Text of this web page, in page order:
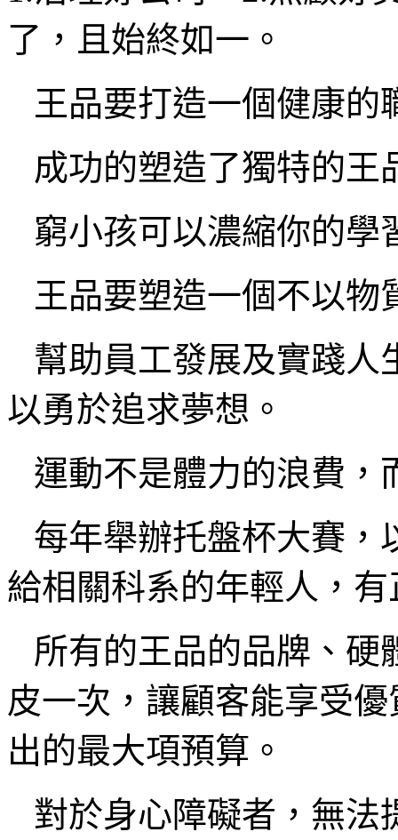
了，且始終如一。
王品要打造一個健康的
成功的塑造了獨特的王
窮小孩可以濃縮你的學
王品要塑造一個不以物
幫助員工發展及實踐人
以勇於追求夢想。
運動不是體力的浪費，
每年舉辦托盤杯大賽，
給相關科系的年輕人，
所有的王品的品牌、硬
皮一次，讓顧客能享受
出的最大項預算。
對於身心障礙者，無法